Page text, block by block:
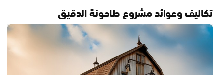
تكاليف وعوائد مشروع طاحونة الدقيق